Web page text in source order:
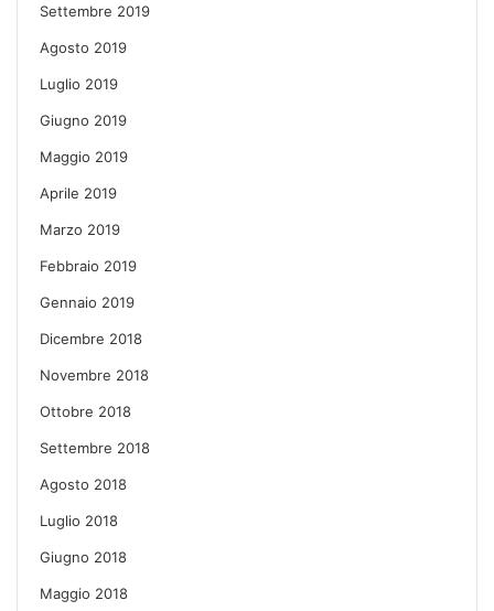
Settembre 2019
Agosto 2019
Luglio 2019
Giugno 2019
Maggio 2019
Aprile 2019
Marzo 2019
Febbraio 2019
Gennaio 2019
Dicembre 2018
Novembre 2018
Ottobre 2018
Settembre 2018
Agosto 2018
Luglio 2018
Giugno 2018
Maggio 2018